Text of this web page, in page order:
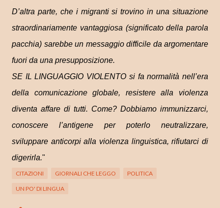
D’altra parte, che i migranti si trovino in una situazione
straordinariamente vantaggiosa (significato della parola
pacchia) sarebbe un messaggio difficile da argomentare
fuori da una presupposizione.
SE IL LINGUAGGIO VIOLENTO si fa normalità nell’era
della comunicazione globale, resistere alla violenza
diventa affare di tutti. Come? Dobbiamo immunizzarci,
conoscere l’antigene per poterlo neutralizzare,
sviluppare anticorpi alla violenza linguistica, rifiutarci di
digerirla."
CITAZIONI GIORNALI CHE LEGGO POLITICA
UN PO' DI LINGUA